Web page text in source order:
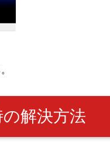
解決方法